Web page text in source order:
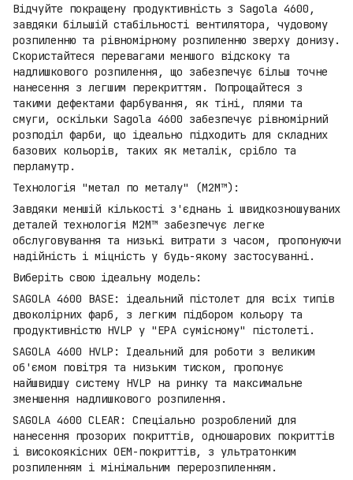
Відчуйте покращену продуктивність з Sagola 4600,
завдяки більшій стабільності вентилятора, чудовому
розпиленню та рівномірному розпиленню зверху донизу.
Скористайтеся перевагами меншого відскоку та
надлишкового розпилення, що забезпечує більш точне
нанесення з легшим перекриттям. Попрощайтеся з
такими дефектами фарбування, як тіні, плями та
смуги, оскільки Sagola 4600 забезпечує рівномірний
розподіл фарби, що ідеально підходить для складних
базових кольорів, таких як металік, срібло та
перламутр.
Технологія "метал по металу" (M2M™):
Завдяки меншій кількості з'єднань і швидкозношуваних
деталей технологія M2M™ забезпечує легке
обслуговування та низькі витрати з часом, пропонуючи
надійність і міцність у будь-якому застосуванні.
Виберіть свою ідеальну модель:
SAGOLA 4600 BASE: ідеальний пістолет для всіх типів
двоколірних фарб, з легким підбором кольору та
продуктивністю HVLP у "EPA сумісному" пістолеті.
SAGOLA 4600 HVLP: Ідеальний для роботи з великим
об'ємом повітря та низьким тиском, пропонує
найшвидшу систему HVLP на ринку та максимальне
зменшення надлишкового розпилення.
SAGOLA 4600 CLEAR: Спеціально розроблений для
нанесення прозорих покриттів, одношарових покриттів
і високоякісних OEM-покриттів, з ультратонким
розпиленням і мінімальним перерозпиленням.